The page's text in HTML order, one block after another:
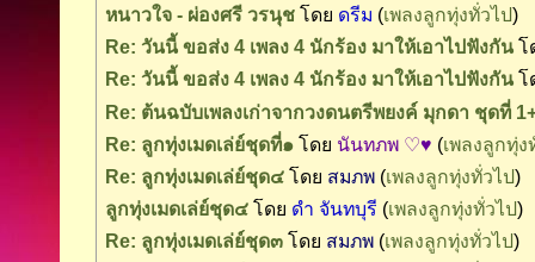
หนาวใจ - ผ่องศรี วรนุชโดย ดรีม (เพลงลูกทุ่งทั่วไป)
Re: วันนี้ ขอส่ง 4 เพลง 4 นักร้อง มาให้เอาไปฟังกันโ
Re: วันนี้ ขอส่ง 4 เพลง 4 นักร้อง มาให้เอาไปฟังกันโ
Re: ต้นฉบับเพลงเก่าจากวงดนตรีพยงค์ มุกดา ชุดที่
Re: ลูกทุ่งเมดเล่ย์ชุดที่๑โดย นันทภพ ♡♥ (เพลงลูกทุ่ง
Re: ลูกทุ่งเมดเล่ย์ชุด๔โดย สมภพ(เพลงลูกทุ่งทั่วไป)
ลูกทุ่งเมดเล่ย์ชุด๔โดย ดำ จันทบุรี (เพลงลูกทุ่งทั่วไป)
Re: ลูกทุ่งเมดเล่ย์ชุด๓โดย สมภพ(เพลงลูกทุ่งทั่วไป)